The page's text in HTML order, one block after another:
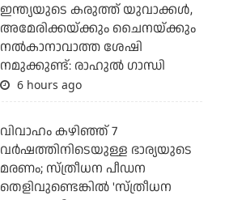
ഇന്ത്യയുടെ കരുത്ത് യുവാക്കള്‍,
അമേരിക്കയ്ക്കും ചൈനയ്ക്കും
നല്‍കാനാവാത്ത ശേഷി
നമുക്കുണ്ട്: രാഹുല്‍ ഗാന്ധി
6 hours ago
വിവാഹം കഴിഞ്ഞ് 7
വര്‍ഷത്തിനിടെയുള്ള ഭാര്യയുടെ
മരണം; സ്ത്രീധന പീഡന
തെളിവുണ്ടെങ്കില്‍ 'സ്ത്രീധന